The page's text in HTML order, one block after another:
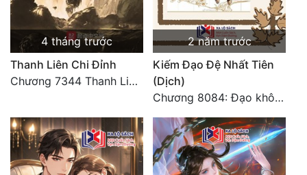
4 tháng trước
Thanh Liên Chi Đỉnh
Chương 7344 Thanh Liên đỉnh (Đại kết cục) (2) HẾT.
2 năm trước
Kiếm Đạo Đệ Nhất Tiên
(Dịch)
Chương 8084: Đạo không bờ bến (Đại kết cục) (10)